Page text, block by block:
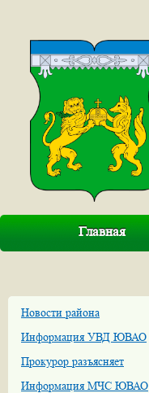
Главная
Новости района
Информация УВД ЮВАО
Прокурор разъясняет
Информация МЧС ЮВАО